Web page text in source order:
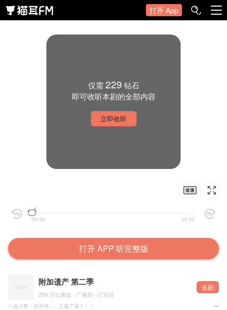
打开 App
仅需 229 钻石
即可收听本剧的全部内容
立即收听
00:00 00:00
打开 APP 听完整版
附加遗产 第二季
259 万次播放 · 广播剧 · 已完结
追剧
◇温小辉：洛羿他……又骗了我？！◇